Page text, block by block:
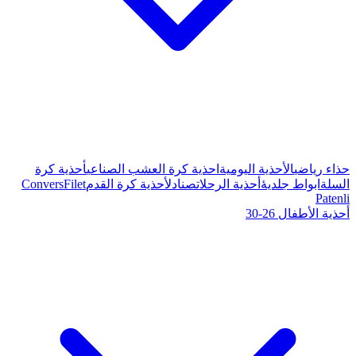
كرة العشب الصناعيأحذية كرة
صنادل أحذية كرة القدم ConversFilet